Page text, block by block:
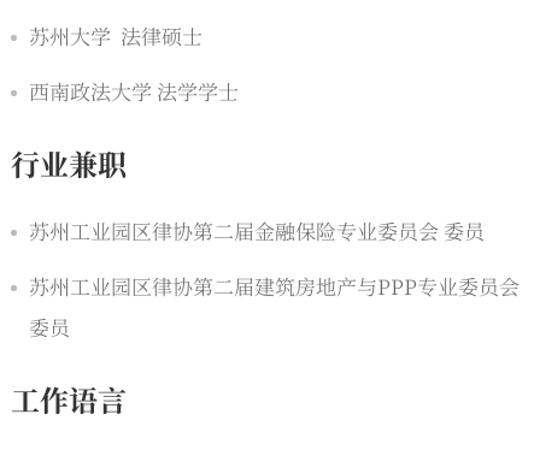
苏州大学 法律硕士
西南政法大学 法学学士
行业兼职
苏州工业园区律协第二届金融保险专业委员会 委员
苏州工业园区律协第二届建筑房地产与PPP专业委员会
委员
工作语言